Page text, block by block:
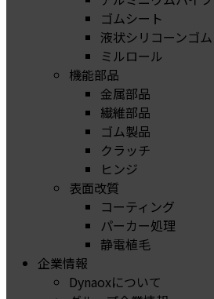
ゴムシート
液状シリコーンゴム
ミルロール
機能部品
金属部品
繊維部品
ゴム製品
クラッチ
ヒンジ
表面改質
コーティング
パーカー処理
静電植毛
企業情報
Dynaoxについて